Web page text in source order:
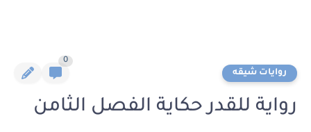
روايات شيقه
0
رواية للقدر حكاية الفصل الثامن